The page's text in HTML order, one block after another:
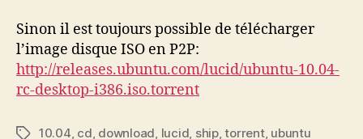
Sinon il est toujours possible de télécharger
l’image disque ISO en P2P:
http://releases.ubuntu.com/lucid/ubuntu-10.04-
rc-desktop-i386.iso.torrent
Étiquettes
10.04, cd, download, lucid, ship,torrent, ubuntu